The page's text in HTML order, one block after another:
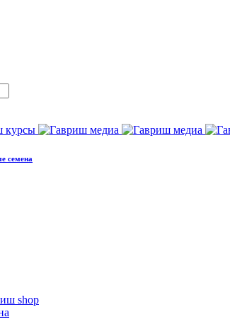
семена